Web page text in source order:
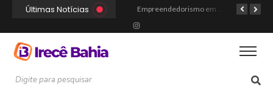
Últimas Notícias Empreendedorismo em Irecê: Como Arthur Transformou Disciplina Acadêmica na Marca Hustle Culture